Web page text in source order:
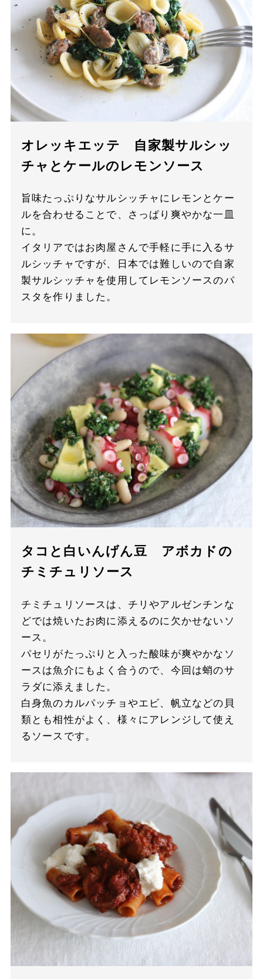
オレッキエッテ 自家製サルシッ
チャとケールのレモンソース
旨味たっぷりなサルシッチャにレモンとケー
ルを合わせることで、さっぱり爽やかな一皿
に。
イタリアではお肉屋さんで手軽に手に入るサ
ルシッチャですが、日本では難しいので自家
製サルシッチャを使用してレモンソースのパ
スタを作りました。
タコと白いんげん豆 アボカドの
チミチュリソース
チミチュリソースは、チリやアルゼンチンな
どでは焼いたお肉に添えるのに欠かせないソ
ース。
パセリがたっぷりと入った酸味が爽やかなソ
ースは魚介にもよく合うので、今回は蛸のサ
ラダに添えました。
白身魚のカルパッチョやエビ、帆立などの貝
類とも相性がよく、様々にアレンジして使え
るソースです。